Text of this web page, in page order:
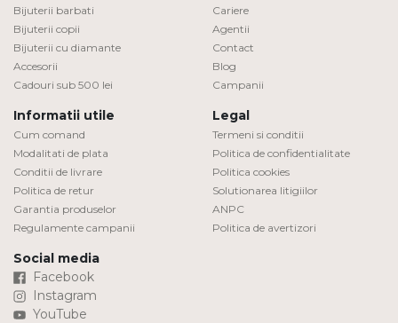
Bijuterii barbati
Bijuterii copii
Bijuterii cu diamante
Accesorii
Cadouri sub 500 lei
Cariere
Agentii
Contact
Blog
Campanii
Informatii utile
Cum comand
Modalitati de plata
Conditii de livrare
Politica de retur
Garantia produselor
Regulamente campanii
Legal
Termeni si conditii
Politica de confidentialitate
Politica cookies
Solutionarea litigiilor
ANPC
Politica de avertizori
Social media
Facebook
Instagram
YouTube